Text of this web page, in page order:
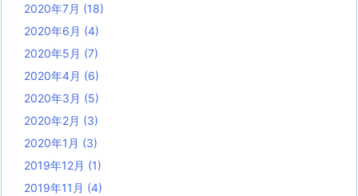
2020年7月 (18)
2020年6月 (4)
2020年5月 (7)
2020年4月 (6)
2020年3月 (5)
2020年2月 (3)
2020年1月 (3)
2019年12月 (1)
2019年11月 (4)